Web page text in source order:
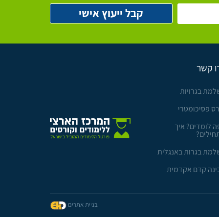
קשר
בגרויות
פסיכומטרי
לומדים? איך
בגרות באנגלית
קדם אקדמית
בניית אתרים